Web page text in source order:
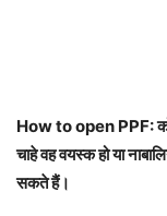
How to open PPF:
चाहे वह वयस्क हो या
सकते हैं।